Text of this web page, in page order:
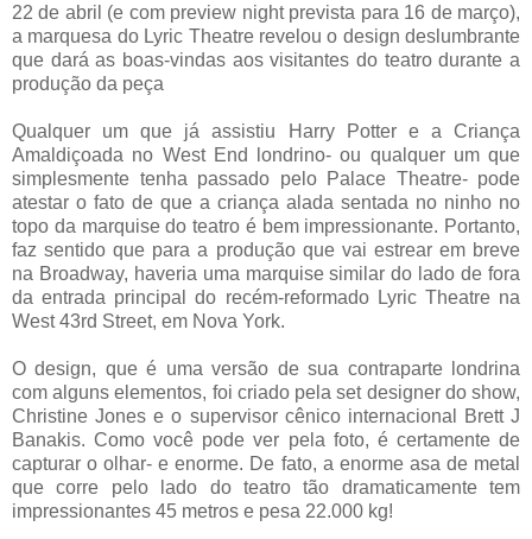
22 de abril (e com preview night prevista para 16 de março),
a marquesa do Lyric Theatre revelou o design deslumbrante
que dará as boas-vindas aos visitantes do teatro durante a
produção da peça
Qualquer um que já assistiu Harry Potter e a Criança
Amaldiçoada no West End londrino- ou qualquer um que
simplesmente tenha passado pelo Palace Theatre- pode
atestar o fato de que a criança alada sentada no ninho no
topo da marquise do teatro é bem impressionante. Portanto,
faz sentido que para a produção que vai estrear em breve
na Broadway, haveria uma marquise similar do lado de fora
da entrada principal do recém-reformado Lyric Theatre na
West 43rd Street, em Nova York.
O design, que é uma versão de sua contraparte londrina
com alguns elementos, foi criado pela set designer do show,
Christine Jones e o supervisor cênico internacional Brett J
Banakis. Como você pode ver pela foto, é certamente de
capturar o olhar- e enorme. De fato, a enorme asa de metal
que corre pelo lado do teatro tão dramaticamente tem
impressionantes 45 metros e pesa 22.000 kg!